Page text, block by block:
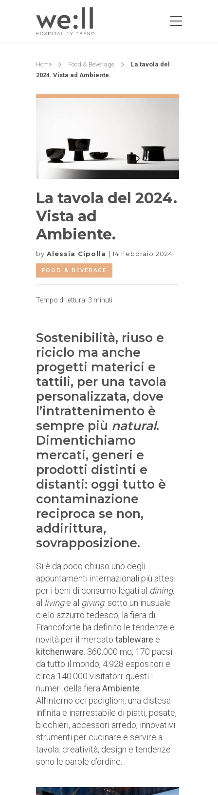
Home Food & Beverage
La tavola del
2024. Vista ad Ambiente.
La tavola del 2024.
Vista ad
Ambiente.
by Alessia Cipolla 14 Febbraio 2024
FOOD & BEVERAGE
Tempo di lettura: 3 minuti.
Sostenibilità, riuso e
riciclo ma anche
progetti materici e
tattili, per una tavola
personalizzata, dove
l’intrattenimento è
sempre più natural.
Dimentichiamo
mercati, generi e
prodotti distinti e
distanti: oggi tutto è
contaminazione
reciproca se non,
addirittura,
sovrapposizione.
Si è da poco chiuso uno degli
appuntamenti internazionali più attesi
per i beni di consumo legati al dining,
al livinge al giving: sotto un inusuale
cielo azzurro tedesco, la fiera di
Francoforte ha definito le tendenze e
novità per il mercato tableware e
kitchenware. 360.000 mq, 170 paesi
da tutto il mondo, 4.928 espositori e
circa 140.000 visitatori: questi i
numeri della fiera Ambiente.
All’interno dei padiglioni, una distesa
infinita e inarrestabile di piatti, posate,
bicchieri, accessori arredo, innovativi
strumenti per cucinare e servire a
tavola: creatività, design e tendenze
sono le parole d’ordine.